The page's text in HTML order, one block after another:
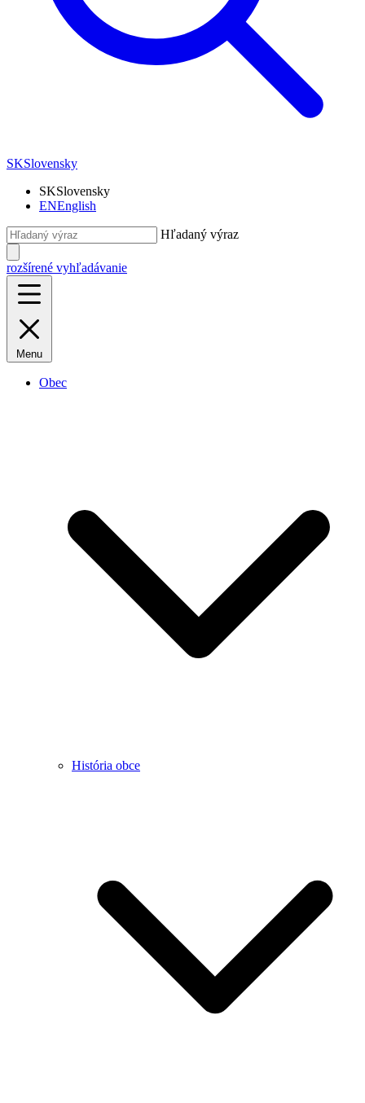
SKSlovensky
SKSlovensky
ENEnglish
Hľadaný výraz
rozšírené vyhľadávanie
Menu
Obec
História obce